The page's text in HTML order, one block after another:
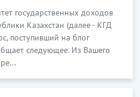
государственных доходов
Казахстан (далее - КГД
поступивший на блог
следующее. Из Вашего